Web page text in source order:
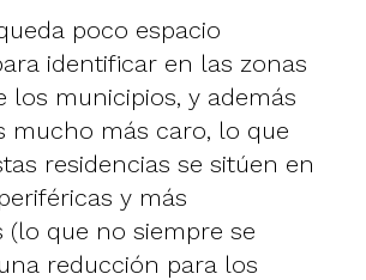
poco espacio
identificar en las zonas
los municipios, y además
mucho más caro, lo que
residencias se sitúen en
y más
(lo que no siempre se
reducción para los